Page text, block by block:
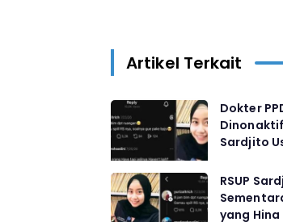
Artikel Terkait
Dokter
Sardjito
RSUP
yang Hina